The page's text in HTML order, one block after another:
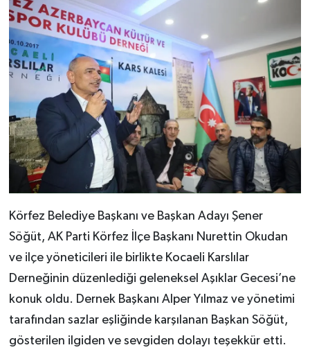
Körfez Belediye Başkanı ve Başkan Adayı Şener
Söğüt, AK Parti Körfez İlçe Başkanı Nurettin Okudan
ve ilçe yöneticileri ile birlikte Kocaeli Karslılar
Derneğinin düzenlediği geleneksel Aşıklar Gecesi’ne
konuk oldu. Dernek Başkanı Alper Yılmaz ve yönetimi
tarafından sazlar eşliğinde karşılanan Başkan Söğüt,
gösterilen ilgiden ve sevgiden dolayı teşekkür etti.